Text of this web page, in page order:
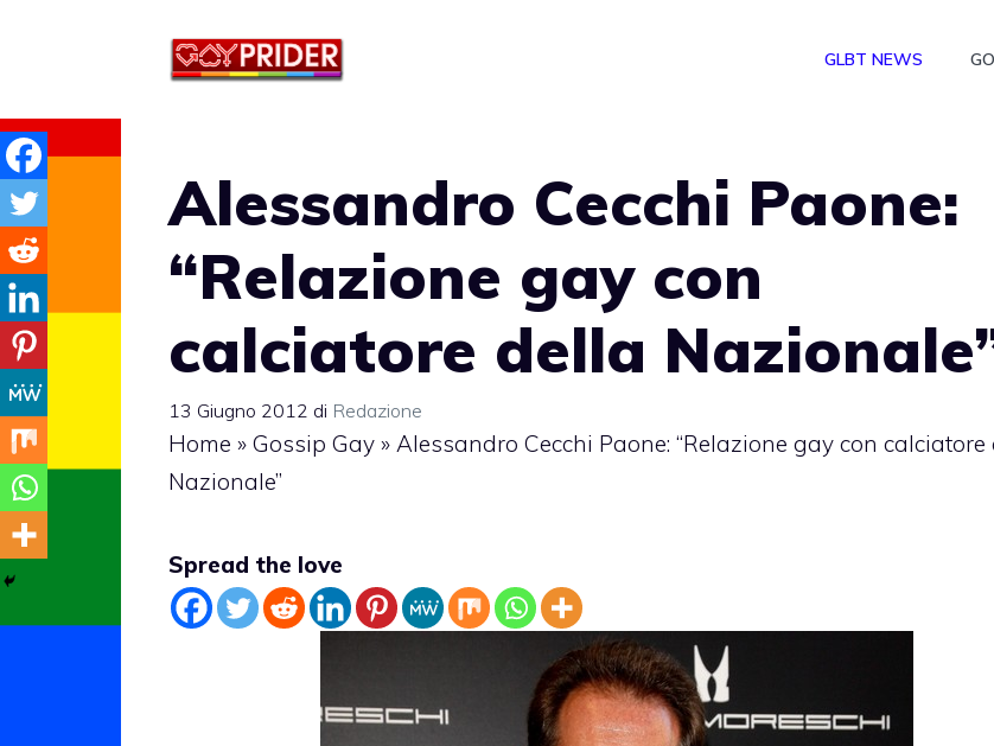
GLBT NEWS
Alessandro Cecchi Paone:
“Relazione gay con
calciatore della
13 Giugno 2012 di Redazione
Home » Gossip Gay » Alessandro Cecchi Paone: “Relazione gay con calciatore
Nazionale”
Spread the love